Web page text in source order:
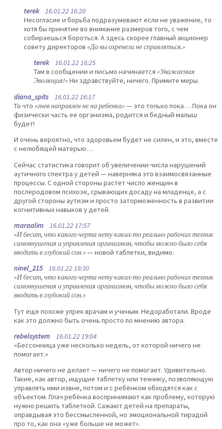
terek16.01.22 16:20
Несогласие и борьба подразумевают если не уважение, то
хотя бы принятие во внимание размеров того, с чем
собираешься бороться. А здесь скорее главный акционер
совету директоров «Да вы охренели не справляться.»
terek16.01.22 16:25
Там в сообщении и письмо начинается «Уважаемая
Эволюция!»Ни здравствуйте, ничего. Примите меры.
diana_spits 16.01.22 16:17
То что «гнев направлен не на ребенка»— это только пока… Пока он
физически часть ее организма, родится и бедный малыш
будет!
И очень вероятно, что здоровьем будет не силен, и это, вместе
с нелюбящей матерью…
Сейчас статистика говорит об увеличении числа нарушений
аутичного спектра у детей — наверняка это взаимосвязанные
процессы. С одной стороны растет число женщин в
послеродовом психозе, срывающих досаду на младенце, а с
другой стороны аутизм и просто заторможенность в развитии
когнитивных навыков у детей.
maraalim 16.01.22 17:57
«И бесит, что какого черта нету каких-то реально рабочих техник
самовнушения и управления организмом, чтобы можно было себя
вводить в глубокий сон.»— новой таблетки, видимо.
ninel_21516.01.22 18:30
«И бесит, что какого черта нету каких-то реально рабочих техник
самовнушения и управления организмом, чтобы можно было себя
вводить в глубокий сон.»
Тут еще похоже упрек врачам и ученым. Недоработали. Вроде
как это должно быть очень просто по мнению автора.
rebelsystem 16.01.22 19:04
«Бессонница уже несколько недель, от которой ничего не
помогает.»
Автор ничего не делает — ничего не помогает. Удивительно.
Такие, как автор, ищущие таблетку или технику, позволяющую
управлять ими извне, потом и с ребёнком обходятся как с
объектом. Плач ребёнка воспринимают как проблему, которую
нужно решить таблеткой. Сажают детей на препараты,
оправдывая это бессмысленной, но эмоциональной тирадой
про то, как она «уже больше не может».